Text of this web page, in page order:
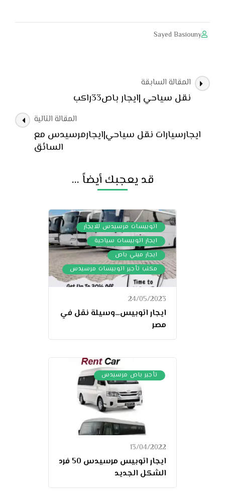
Sayed Basiouny
التنقل
بين
المقالة السابقة
نقل سياحي |ايجار باص33راكب
المقالة التالية
ايجارسيارات نقل سياحي|ايجارمرسيدس مع
السائق
قد يعجبك أيضاً ...
اتوبيسات مرسيدس للايجار ,
ايجار اتوبيسات سياحية ,
ايجار ميني باص ,
مكتب تأجير اتوبيسات مرسيدس
24/05/2023
ايجار اتوبيس…وسيلة نقل في
مصر
تأجير باص مرسيدس
13/04/2022
ايجار اتوبيس مرسيدس 50 فرد
الشكل الجديد